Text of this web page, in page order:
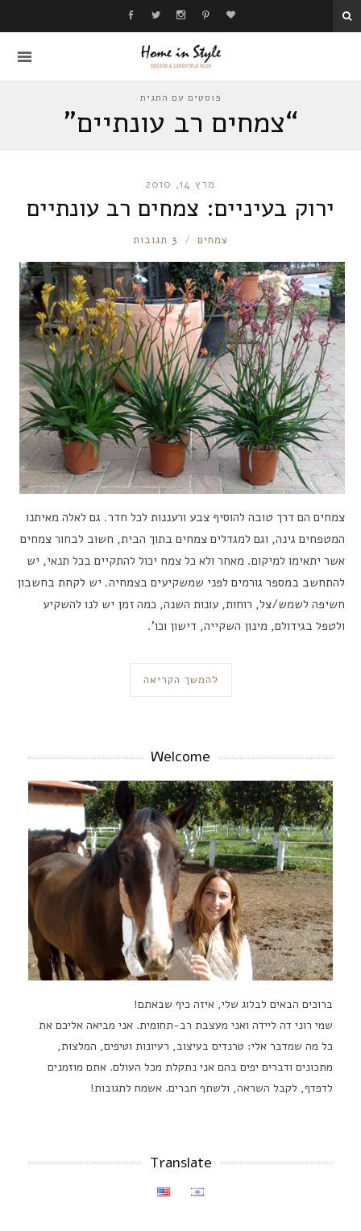
פוסטים עם התגית
“צמחים רב עונתיים”
מרץ 14, 2010
ירוק בעיניים: צמחים רב עונתיים
RONNIE
צמחים 3 תגובות
צמחים הם דרך טובה להוסיף צבע ורעננות לכל חדר. גם לאלה מאיתנו
המטפחים גינה, וגם למגדלים צמחים בתוך הבית, חשוב לבחור צמחים
אשר יתאימו למיקום. מאחר ולא כל צמח יכול להתקיים בכל תנאי, יש
להתחשב במספר גורמים לפני שמשקיעים בצמחיה. יש לקחת בחשבון
חשיפה לשמש/צל, רוחות, עונות השנה, כמה זמן יש לנו להשקיע
ולטפל בגידולם, מינון השקייה, דישון וכו’.
להמשך הקריאה
Welcome
ברוכים הבאים לבלוג שלי, איזה כיף שבאתם!
שמי רוני דה ליידה ואני מעצבת רב-תחומית. אני מביאה אליכם את
כל מה שמדבר אלי: טרנדים בעיצוב, רעיונות וטיפים, המלצות,
מתכונים ודברים יפים בהם אני נתקלת מכל העולם. אתם מוזמנים
לדפדף, לקבל השראה, ולשתף חברים. אשמח לתגובות!
Translate